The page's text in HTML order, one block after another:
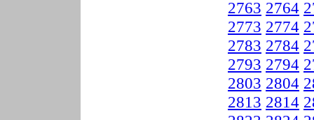
2763 2764
2773 2774
2783 2784
2793 2794
2803 2804
2813 2814